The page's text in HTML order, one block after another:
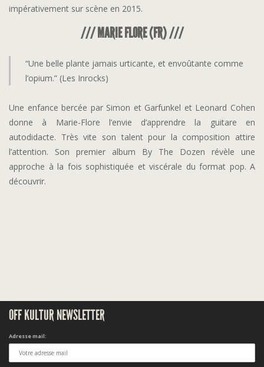
impérativement sur scène en 2015.
/// MARIE FLORE (FR) ///
“Une belle plante jamais urticante, et envoûtante comme
l’opium.” (Les Inrocks)
Une enfance bercée par Simon et Garfunkel et Leonard Cohen
donne à Marie-Flore l’envie d’apprendre la guitare en
autodidacte. Très vite son talent pour la composition attire
l’attention. Son premier album By The Dozen révèle une
approche à la fois sophistiquée et viscérale du format pop. A
découvrir.
OFF KULTUR NEWSLETTER
Adresse mail: